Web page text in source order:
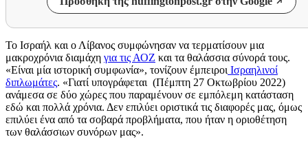
Το Ισραήλ και ο Λίβανος συμφώνησαν να τερματίσουν μια
μακροχρόνια διαμάχη για τις ΑΟΖ και τα θαλάσσια σύνορά τους.
«Είναι μία ιστορική συμφωνία», τονίζουν έμπειροι Ισραηλινοί
διπλωμάτες. «Γιατί υπογράφεται (Πέμπτη 27 Οκτωβρίου 2022)
ανάμεσα σε δύο χώρες που παραμένουν σε εμπόλεμη κατάσταση
εδώ και πολλά χρόνια. Δεν επιλύει οριστικά τις διαφορές μας, όμως
επιλύει ένα από τα σοβαρά προβλήματα, που ήταν η οριοθέτηση
των θαλάσσιων συνόρων μας».